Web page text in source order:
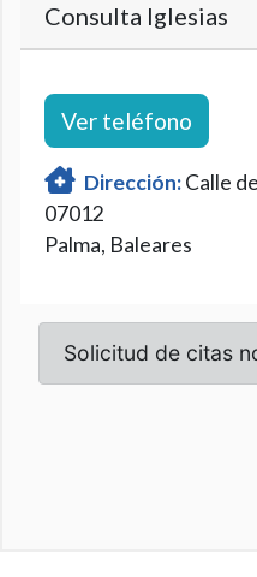
Consulta Iglesias
Ver teléfono
Dirección:Calle
07012
Palma, Baleares